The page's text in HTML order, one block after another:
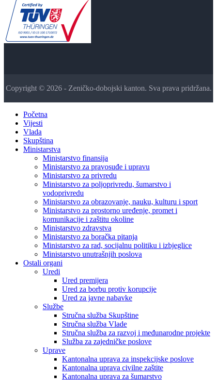
Copyright © 2026 - Zeničko-dobojski kanton. Sva prava pridržana.
Početna
Vijesti
Vlada
Skupština
Ministarstva
Ministarstvo finansija
Ministarstvo za pravosuđe i upravu
Ministarstvo za privredu
Ministarstvo za poljoprivredu, šumarstvo i
vodoprivredu
Ministarstvo za obrazovanje, nauku, kulturu i sport
Ministarstvo za prostorno uređenje, promet i
komunikacije i zaštitu okoline
Ministarstvo zdravstva
Ministarstvo za boračka pitanja
Ministarstvo za rad, socijalnu politiku i izbjeglice
Ministarstvo unutrašnjih poslova
Ostali organi
Uredi
Ured premijera
Ured za borbu protiv korupcije
Ured za javne nabavke
Službe
Stručna služba Skupštine
Stručna služba Vlade
Stručna služba za razvoj i međunarodne projekte
Služba za zajedničke poslove
Uprave
Kantonalna uprava za inspekcijske poslove
Kantonalna uprava civilne zaštite
Kantonalna uprava za šumarstvo